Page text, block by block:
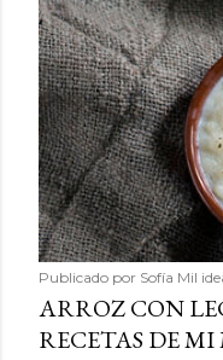
Publicado por Sofía Mil
ARROZ CON
RECETAS DE